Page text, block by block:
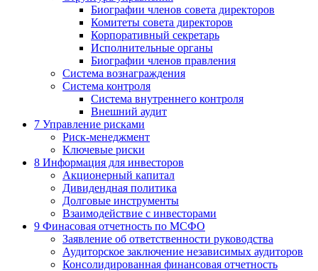
Биографии членов совета директоров
Комитеты совета директоров
Корпоративный секретарь
Исполнительные органы
Биографии членов правления
Система вознаграждения
Система контроля
Система внутреннего контроля
Внешний аудит
7 Управление рисками
Риск-менеджмент
Ключевые риски
8 Информация для инвесторов
Акционерный капитал
Дивидендная политика
Долговые инструменты
Взаимодействие с инвеcторами
9 Финасовая отчетность по МСФО
Заявление об ответственности руководства
Аудиторское заключение независимых аудиторов
Консолидированная финансовая отчетность